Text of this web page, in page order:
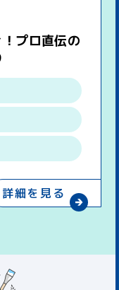
プロ直伝の
詳細を見る